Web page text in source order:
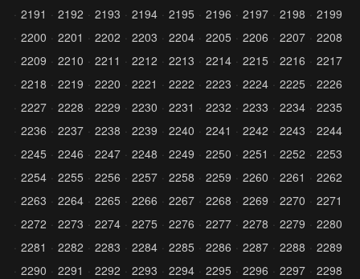
2191
2192 2193 2194 2195 2196 2197 2198
2199
2200
2201 2202 2203 2204 2205 2206 2207
2208
2209
2210 2211 2212 2213 2214 2215 2216
2217
2218
2219 2220 2221 2222 2223 2224 2225
2226
2227
2228 2229 2230 2231 2232 2233 2234
2235
2236
2237 2238 2239 2240 2241 2242 2243
2244
2245
2246 2247 2248 2249 2250 2251 2252
2253
2254
2255 2256 2257 2258 2259 2260 2261
2262
2263
2264 2265 2266 2267 2268 2269 2270
2271
2272
2273 2274 2275 2276 2277 2278 2279
2280
2281
2282 2283 2284 2285 2286 2287 2288
2289
2290
2291 2292 2293 2294 2295 2296 2297
2298